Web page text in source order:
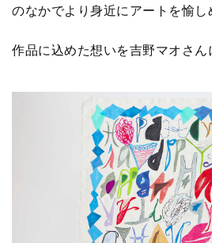
のなかでより身近にアートを愉し
作品に込めた想いを吉野マオさん